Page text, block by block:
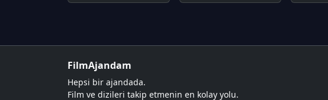
FilmAjandam
Hepsi bir ajandada.
Film ve dizileri takip etmenin en kolay yolu.